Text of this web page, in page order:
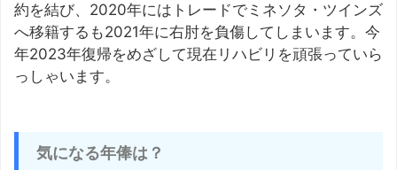
約を結び、2020年にはトレードでミネソタ・ツインズ
へ移籍するも2021年に右肘を負傷してしまいます。今
年2023年復帰をめざして現在リハビリを頑張っていら
っしゃいます。
気になる年俸は？